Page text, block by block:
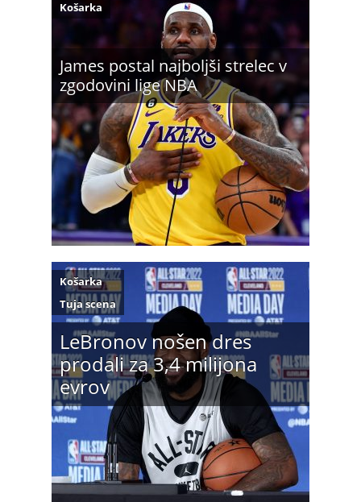
James postal najboljši strelec v
zgodovini lige NBA
Košarka
LeBronov nošen dres
prodali za 3,4 milijona
evrov
Košarka
Tuja scena